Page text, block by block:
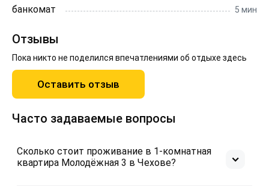
банкомат 5 мин
Отзывы
Пока никто не поделился впечатлениями об отдыхе здесь
Оставить отзыв
Часто задаваемые вопросы
Сколько стоит проживание в 1-комнатная
квартира Молодёжная 3 в Чехове?